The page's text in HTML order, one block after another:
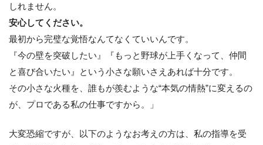
しれません。
安心してください。
最初から完璧な覚悟なんてなくていいんです。
『今の壁を突破したい』『もっと野球が上手くなって、仲間
と喜び合いたい』という小さな願いさえあれば十分です。
その小さな火種を、誰もが羨むような“本気の情熱”に変えるの
が、プロである私の仕事ですから。」
大変恐縮ですが、以下のようなお考えの方は、私の指導を受